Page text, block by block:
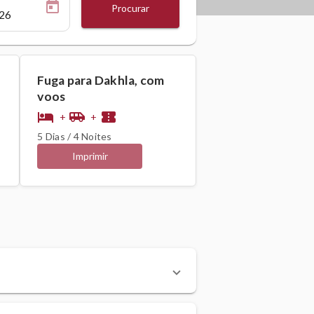
Procurar
Fuga para Dakhla, com
voos
hotel + airport_shuttle + confirmation_number
5 Dias / 4 Noites
Imprimir